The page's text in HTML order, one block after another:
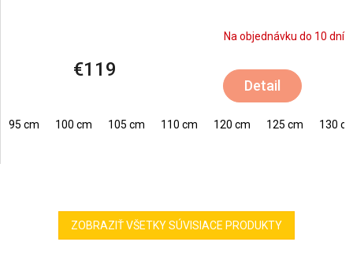
Na objednávku do 10 dní
€119
Detail
95 cm 100 cm 105 cm 110 cm 120 cm 125 cm 130
ZOBRAZIŤ VŠETKY SÚVISIACE PRODUKTY